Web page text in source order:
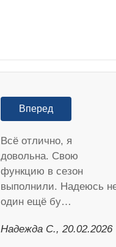
Вперед
Всё отлично, я
довольна. Свою
функцию в сезон
выполнили. Надеюсь
один ещё бу…
Надежда С., 20.02.2026